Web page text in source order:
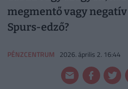
megmentő vagy negatív
Spurs-edző?
PÉNZCENTRUM 2026. április 2. 16:44